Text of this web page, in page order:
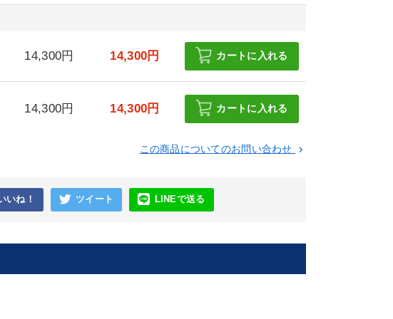
14,300円 14,300円 カートに入れる
14,300円 14,300円 カートに入れる
この商品についてのお問い合わせ keyboard_arrow_right
いね！ ツイート LINEで送る